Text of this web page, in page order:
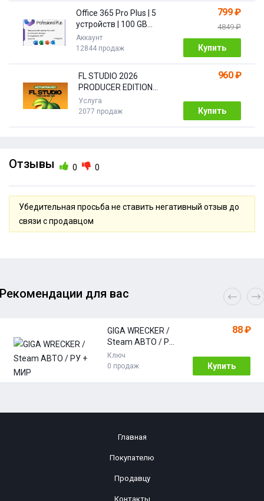
Office 365 Pro Plus | 5
устройств | 100 GB
Облако| 1 год
Аккаунт
12844 продаж
799 ₽
4849 ₽
Купить
FL STUDIO 2026
PRODUCER EDITION
[Бессрочная]
Услуга
2077 продаж
960 ₽
Купить
Отзывы 0 0
Убедительная просьба не ставить негативный отзыв до
связи с продавцом
Рекомендации для вас
GIGA WRECKER /
Steam АВТО / РУ
+ МИР
Ключ
0 продаж
88 ₽
Купить
Главная
Покупателю
Продавцу
Контакты